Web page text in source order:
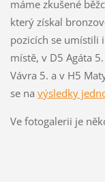
máme zkušené
který získal
pozicích se umístili
místě, v D5 Agáta
Vávra 5. a v H5
se na výsledky
Ve fotogalerii je